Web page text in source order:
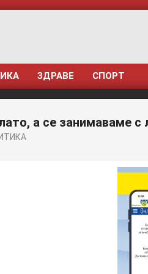
ЗДРАВЕ СПОРТ
а се занимаваме с